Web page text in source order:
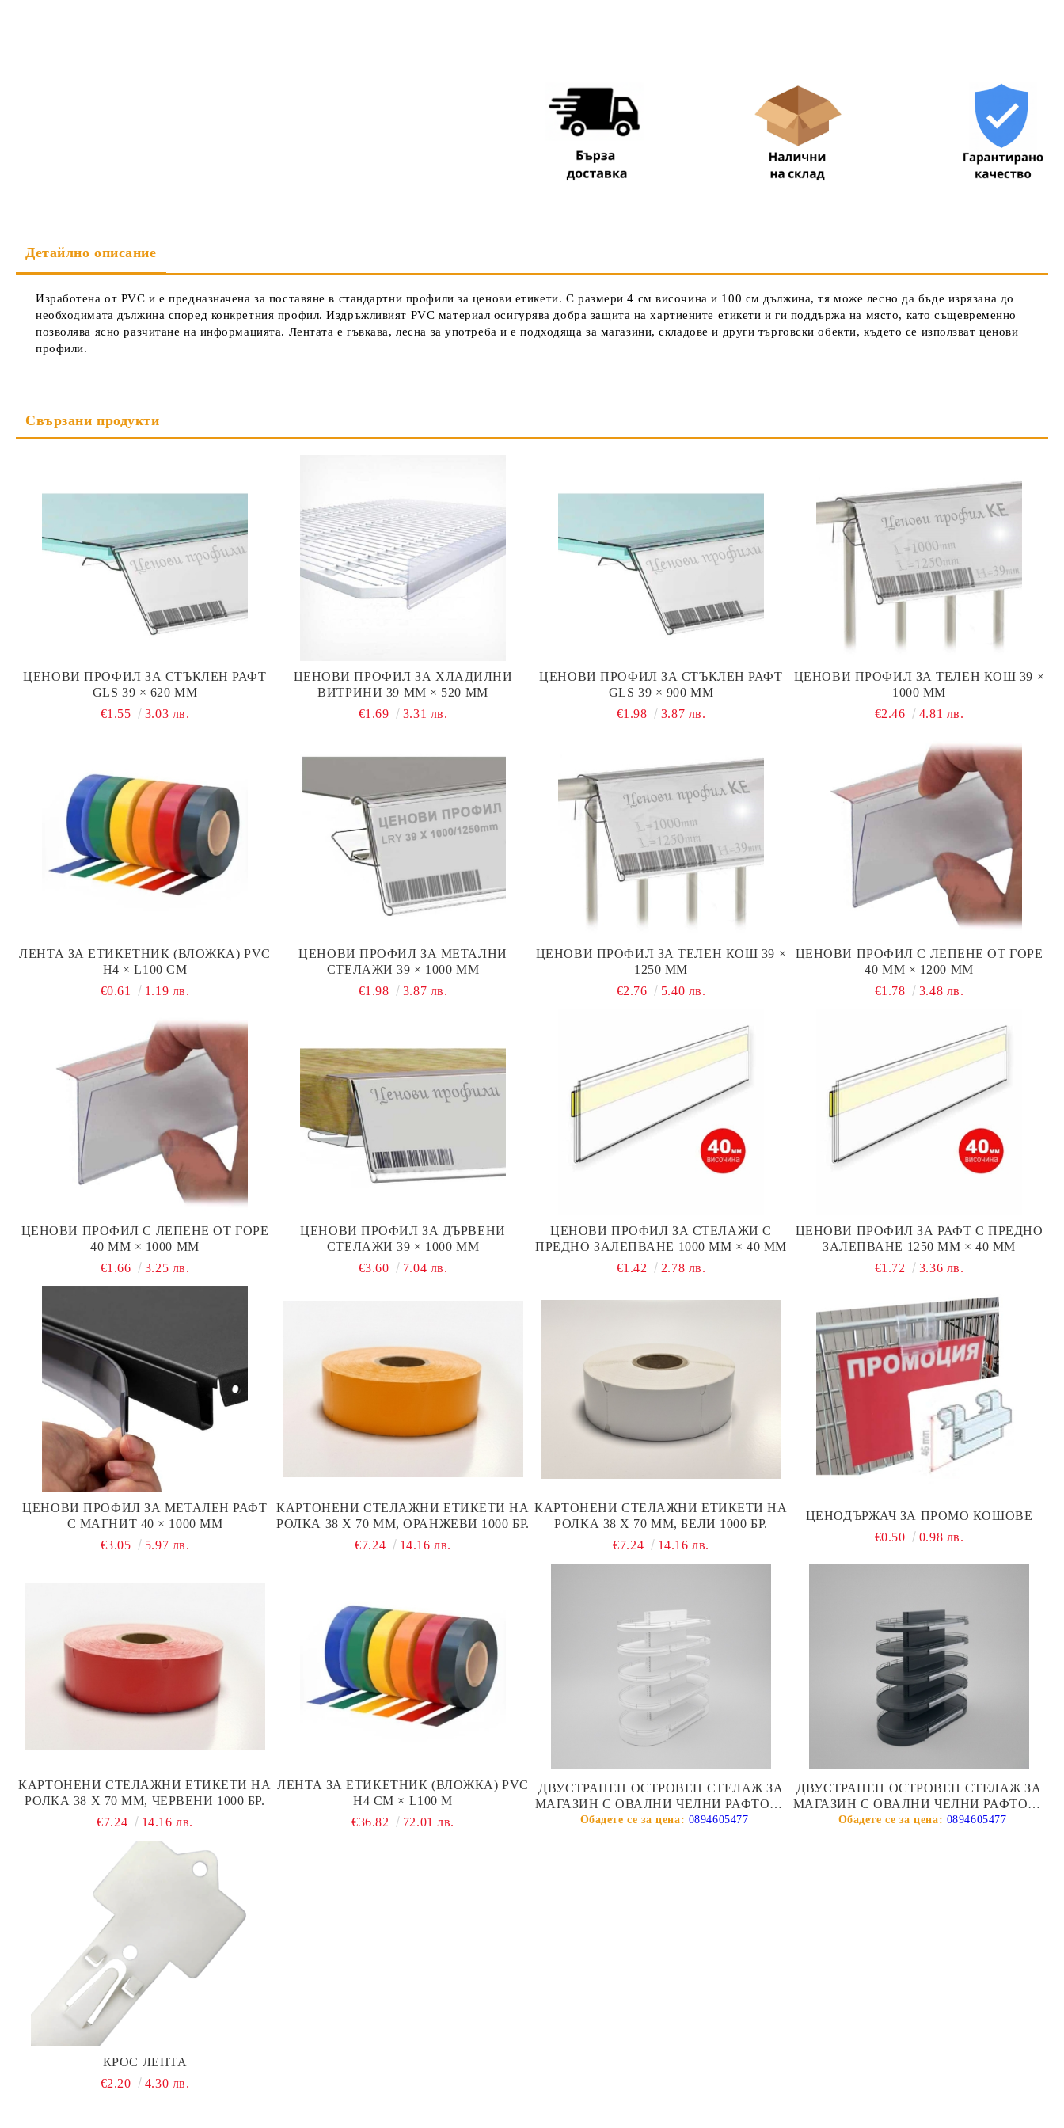
Съгласен съм с Политиката за лични данни
Ние ще се свържем с вас в рамките на работния ден.
Детайлно описание
Изработена от PVC и е предназначена за поставяне в стандартни профили за ценови етикети. С размери 4 см височина и 100 см дължина, тя може лесно да бъде изрязана до
необходимата дължина според конкретния профил. Издръжливият PVC материал осигурява добра защита на хартиените етикети и ги поддържа на място, като същевременно
позволява ясно разчитане на информацията. Лентата е гъвкава, лесна за употреба и е подходяща за магазини, складове и други търговски обекти, където се използват ценови
профили.
ЦЕНОВИ ПРОФИЛ ЗА СТЪКЛЕН РАФТ
GLS 39 × 620 ММ
€1.55
3.03 лв.
ЦЕНОВИ ПРОФИЛ ЗА ХЛАДИЛНИ
ВИТРИНИ 39 ММ × 520 ММ
€1.69
3.31 лв.
ЦЕНОВИ ПРОФИЛ ЗА СТЪКЛЕН РАФТ
GLS 39 × 900 ММ
€1.98
3.87 лв.
ЦЕНОВИ ПРОФИЛ ЗА ТЕЛЕН КОШ 39 ×
1000 ММ
€2.46
4.81 лв.
ЛЕНТА ЗА ЕТИКЕТНИК (ВЛОЖКА) PVC
H4 × L100 СМ
€0.61
1.19 лв.
ЦЕНОВИ ПРОФИЛ ЗА МЕТАЛНИ
СТЕЛАЖИ 39 × 1000 ММ
€1.98
3.87 лв.
ЦЕНОВИ ПРОФИЛ ЗА ТЕЛЕН КОШ 39 ×
1250 ММ
€2.76
5.40 лв.
ЦЕНОВИ ПРОФИЛ С ЛЕПЕНЕ ОТ ГОРЕ
40 ММ × 1200 ММ
€1.78
3.48 лв.
ЦЕНОВИ ПРОФИЛ С ЛЕПЕНЕ ОТ ГОРЕ
40 ММ × 1000 ММ
€1.66
3.25 лв.
ЦЕНОВИ ПРОФИЛ ЗА ДЪРВЕНИ
СТЕЛАЖИ 39 × 1000 ММ
€3.60
7.04 лв.
ЦЕНОВИ ПРОФИЛ ЗА СТЕЛАЖИ С
ПРЕДНО ЗАЛЕПВАНЕ 1000 ММ × 40 ММ
€1.42
2.78 лв.
ЦЕНОВИ ПРОФИЛ ЗА РАФТ С ПРЕДНО
ЗАЛЕПВАНЕ 1250 ММ × 40 ММ
€1.72
3.36 лв.
ЦЕНОВИ ПРОФИЛ ЗА МЕТАЛЕН РАФТ
С МАГНИТ 40 × 1000 ММ
€3.05
5.97 лв.
КАРТОНЕНИ СТЕЛАЖНИ ЕТИКЕТИ НА
РОЛКА 38 Х 70 ММ, ОРАНЖЕВИ 1000 БР.
€7.24
14.16 лв.
КАРТОНЕНИ СТЕЛАЖНИ ЕТИКЕТИ НА
РОЛКА 38 Х 70 ММ, БЕЛИ 1000 БР.
€7.24
14.16 лв.
ЦЕНОДЪРЖАЧ ЗА ПРОМО КОШОВЕ
€0.50
0.98 лв.
КАРТОНЕНИ СТЕЛАЖНИ ЕТИКЕТИ НА
РОЛКА 38 Х 70 ММ, ЧЕРВЕНИ 1000 БР.
€7.24
14.16 лв.
ЛЕНТА ЗА ЕТИКЕТНИК (ВЛОЖКА) PVC
H4 СМ × L100 М
€36.82
72.01 лв.
ДВУСТРАНЕН ОСТРОВЕН СТЕЛАЖ ЗА
МАГАЗИН С ОВАЛНИ ЧЕЛНИ РАФТОВЕ
- БЯЛ
0894605477
ДВУСТРАНЕН ОСТРОВЕН СТЕЛАЖ ЗА
МАГАЗИН С ОВАЛНИ ЧЕЛНИ РАФТОВЕ
- ТЪМНО СИВ МАТ
0894605477
КРОС ЛЕНТА
€2.20
4.30 лв.